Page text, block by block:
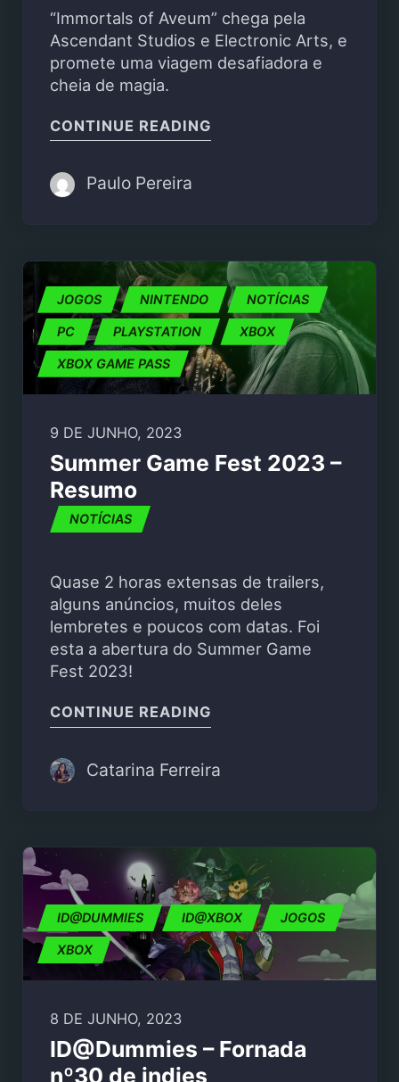
“Immortals of Aveum” chega pela
Ascendant Studios e Electronic Arts, e
promete uma viagem desafiadora e
cheia de magia.
CONTINUE READING
Paulo Pereira
JOGOS NINTENDO NOTÍCIAS
PC PLAYSTATION XBOX
XBOX GAME PASS
9 DE JUNHO, 2023
Summer Game Fest 2023 –
Resumo
NOTÍCIAS
Quase 2 horas extensas de trailers,
alguns anúncios, muitos deles
lembretes e poucos com datas. Foi
esta a abertura do Summer Game
Fest 2023!
CONTINUE READING
Catarina Ferreira
ID@DUMMIES ID@XBOX JOGOS
XBOX
8 DE JUNHO, 2023
ID@Dummies – Fornada
nº30 de indies